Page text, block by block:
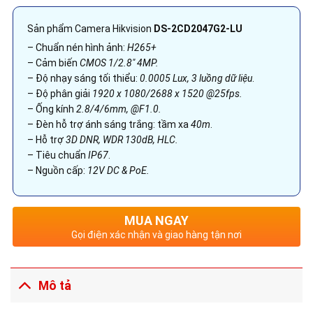
Sản phẩm Camera Hikvision DS-2CD2047G2-LU
– Chuẩn nén hình ảnh: H265+
– Cảm biến CMOS 1/2.8″ 4MP.
– Độ nhạy sáng tối thiểu: 0.0005 Lux, 3 luồng dữ liệu
– Độ phân giải 1920 x 1080/2688 x 1520 @25fps.
– Ống kính 2.8/4/6mm, @F1.0.
– Đèn hỗ trợ ánh sáng trắng: tầm xa 40m
– Hỗ trợ3D DNR, WDR 130dB, HLC.
– Tiêu chuẩn IP67
– Nguồn cấp: 12V DC & PoE.
MUA NGAY
Gọi điện xác nhận và giao hàng tận nơi
Mô tả